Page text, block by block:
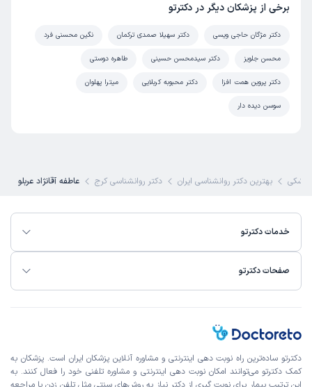
برخی از پزشکان دیگر در دکترتو
دکتر مژگان حاجی ویسی دکتر سهیلا صمدی ترکمان نگین محسنی فرد
محسن جلویز دکتر سیدمحسن حسینی طاهره دوستی
دکتر پروین همت افزا دکتر محبوبه کربلایی میترا پهلوان
سوسن دیده دار
بهترین دکتر روانشناسی ایران دکتر روانشناسی کرج عاطفه آقانژاد عربلو
خدمات دکترتو
صفحات دکترتو
دکترتو ساده‌ترین راه نوبت‌ دهی اینترنتی و مشاوره آنلاین پزشکان ایران است. پزشکان به
کمک دکترتو می‌توانند امکان نوبت دهی اینترنتی و مشاوره تلفنی خود را فعال کنند. به